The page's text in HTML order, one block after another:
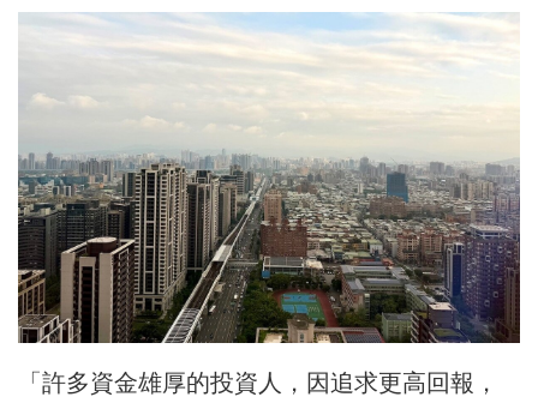
「許多資金雄厚的投資人，因追求更高回報，